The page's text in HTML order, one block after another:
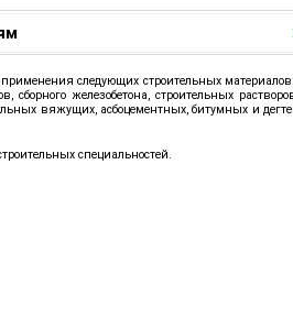
следующих строительных
железобетона, строительных
вяжущих, асбоцементных, битумных и
специальностей.